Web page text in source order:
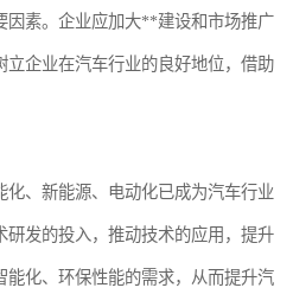
因素。企业应加大**建设和市场推广
企业在汽车行业的良好地位，借助
化、新能源、电动化已成为汽车行业
研发的投入，推动技术的应用，提升
化、环保性能的需求，从而提升汽